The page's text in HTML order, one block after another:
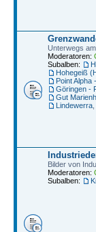
Unterwegs
Moderatoren:
Subalben:
Hohegeiß
Point Alpha
Göringen -
Gut
Lindewerra
Bilder von
Moderatoren:
Subalben: